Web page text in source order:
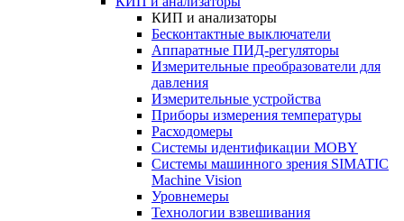
КИП и анализаторы
Бесконтактные выключатели
Аппаратные ПИД-регуляторы
Измерительные преобразователи для
давления
Измерительные устройства
Приборы измерения температуры
Расходомеры
Системы идентификации MOBY
Системы машинного зрения SIMATIC
Machine Vision
Уровнемеры
Технологии взвешивания